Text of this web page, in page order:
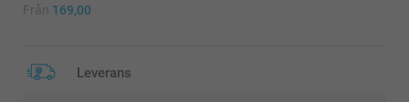
Från 169,00
Leverans